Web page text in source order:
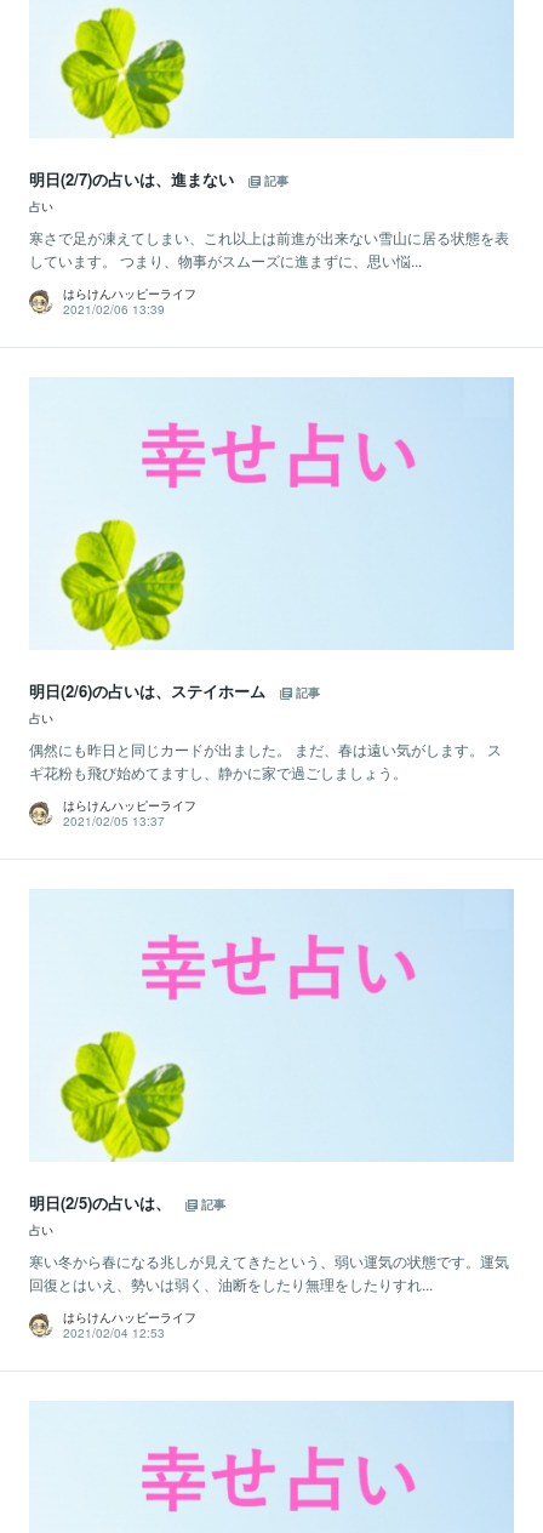
明日(2/7)の占いは、進まない
記事
占い
寒さで足が凍えてしまい、これ以上は前進が出来ない雪山に居る状態を表
しています。 つまり、物事がスムーズに進まずに、思い悩...
はらけんハッピーライフ
2021/02/06 13:39
明日(2/6)の占いは、ステイホーム
記事
占い
偶然にも昨日と同じカードが出ました。 まだ、春は遠い気がします。 ス
ギ花粉も飛び始めてますし、静かに家で過ごしましょう。
はらけんハッピーライフ
2021/02/05 13:37
明日(2/5)の占いは、
記事
占い
寒い冬から春になる兆しが見えてきたという、弱い運気の状態です。運気
回復とはいえ、勢いは弱く、油断をしたり無理をしたりすれ...
はらけんハッピーライフ
2021/02/04 12:53